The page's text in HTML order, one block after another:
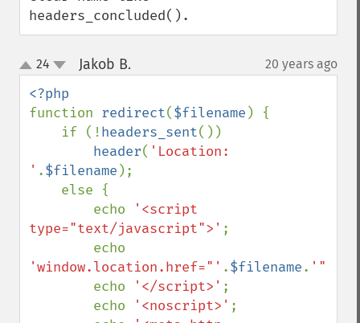
headers_concluded().
up
down
24 Jakob B. 20 years ago
function redirect($filename ) {
    if (!
headers_sent())
header( 'Location:
' .$filename );
        echo
'<script
type="text/javascript">' ;
'window.location.href="' .$filename. '";'
        echo
'</script>' ;
        echo
'<noscript>' ;